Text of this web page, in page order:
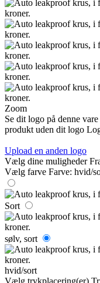
Zoom
Se dit logo på denne vare
produkt uden dit logo
Upload en anden logo
Vælg dine muligheder
Vælg farve Farve: hvid/
Sort
sølv, sort
hvid/sort
Vælg trykplacering(er)